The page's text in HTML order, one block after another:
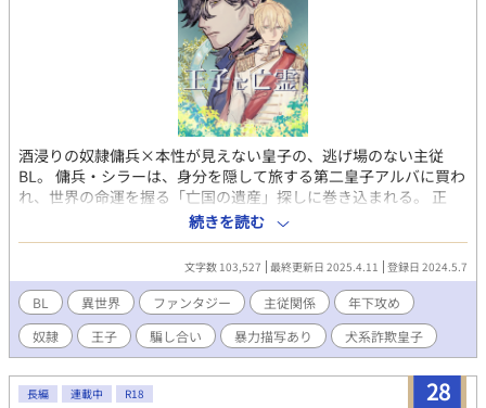
酒浸りの奴隷傭兵×本性が見えない皇子の、逃げ場のない主従
BL。 傭兵・シラーは、身分を隠して旅する第二皇子アルバに買わ
れ、世界の命運を握る「亡国の遺産」探しに巻き込まれる。 正
体、過去、国、血筋、全部が嘘。 それでも剣を手放せない。 これ
は墓標を背負わされた男が、生き延びるために戦う物語。 戦闘シ
ーン多め。流血や欠損、差別、嘔吐、薬物、無理やり、性描写あ
り。 R-18描写のある話はタイトルに※マークを付けています。
続きを読む
文字数 103,527 最終更新日 2025.4.11 登録日 2024.5.7
BL 異世界 ファンタジー 主従関係
年下攻め
奴隷
王子 騙し合い 暴力描写あり 犬系詐欺皇子
28
長編 連載中 R18